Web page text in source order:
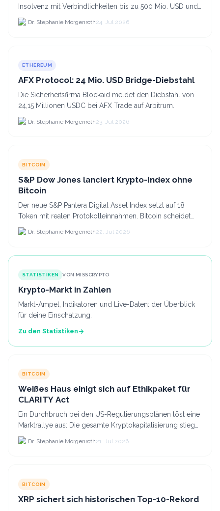
Insolvenz mit Verbindlichkeiten bis zu 500 Mio. USD und
plant den Verkauf zweier Texas-Standorte für.
Dr. Stephanie Morgenroth24. Jul 2026
ETHEREUM
AFX Protocol: 24 Mio. USD Bridge-Diebstahl
Die Sicherheitsfirma Blockaid meldet den Diebstahl von
24,15 Millionen USDC bei AFX Trade auf Arbitrum.
Dr. Stephanie Morgenroth23. Jul 2026
BITCOIN
S&P Dow Jones lanciert Krypto-Index ohne
Bitcoin
Der neue S&P Pantera Digital Asset Index setzt auf 18
Token mit realen Protokolleinnahmen. Bitcoin scheidet
aufgrund fehlender Erträge für Halter aus dem.
Dr. Stephanie Morgenroth22. Jul 2026
STATISTIKEN VON MISSCRYPTO
Krypto-Markt in Zahlen
Markt-Ampel, Indikatoren und Live-Daten: der Überblick
für deine Einschätzung.
Zu den Statistiken
BITCOIN
Weißes Haus einigt sich auf Ethikpaket für
CLARITY Act
Ein Durchbruch bei den US-Regulierungsplänen löst eine
Marktrallye aus: Die gesamte Kryptokapitalisierung stieg
am 21.
Dr. Stephanie Morgenroth21. Jul 2026
BITCOIN
XRP sichert sich historischen Top-10-Rekord